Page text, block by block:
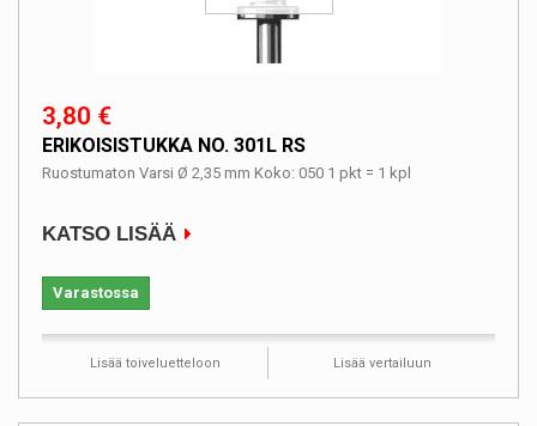
3,80 €
ERIKOISISTUKKA NO. 301L RS
Ruostumaton Varsi Ø 2,35 mm Koko: 050 1 pkt = 1 kpl
KATSO LISÄÄ
Varastossa
Lisää toiveluetteloon Lisää vertailuun